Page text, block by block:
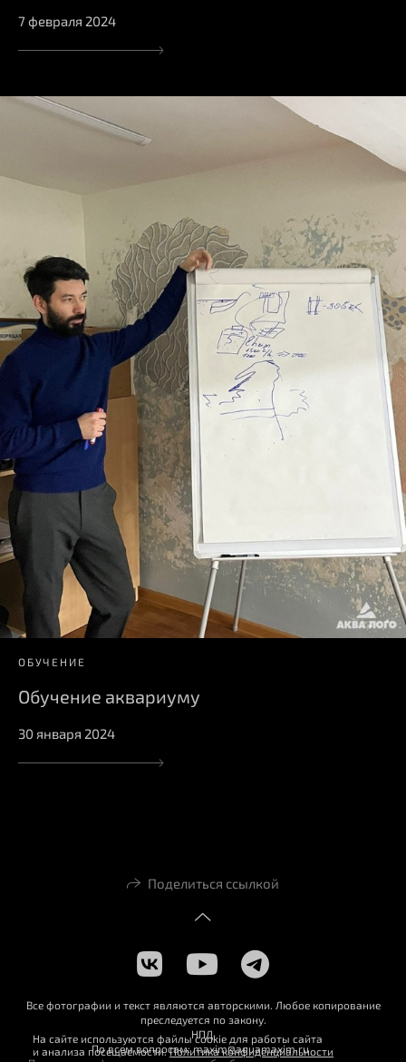
7 февраля 2024
ОБУЧЕНИЕ
Обучение аквариуму
30 января 2024
Поделиться ссылкой
Все фотографии и текст являются авторскими. Любое копирование
преследуется по закону.
НПД
По всем вопросам: maxim@aquamaxim.ru
На сайте используются файлы cookie для работы сайта
и анализа посещаемости.Политика конфиденциальности